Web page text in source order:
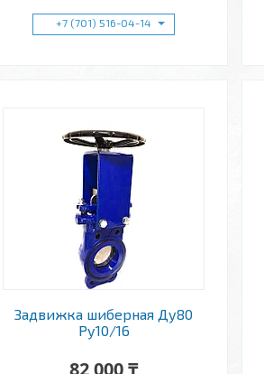
+7 (701) 516-04-14
Задвижка шиберная Ду80
Ру10/16
82 000 ₸